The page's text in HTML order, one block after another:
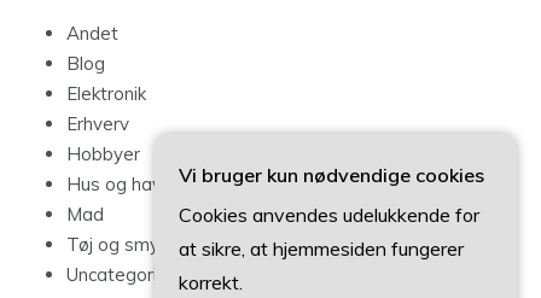
Andet
Blog
Elektronik
Erhverv
Hobbyer
Hus og have
Mad
Tøj og smykker
Uncategorized
Vi bruger kun nødvendige cookies
Cookies anvendes udelukkende for
at sikre, at hjemmesiden fungerer
korrekt.